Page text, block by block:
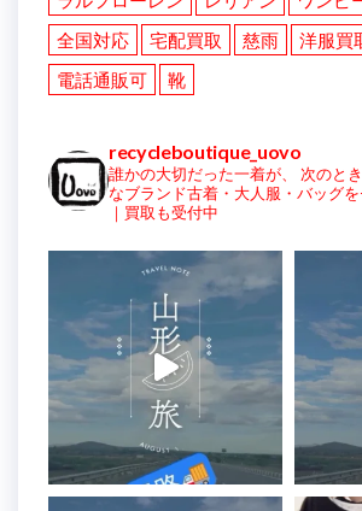
全国対応
宅配買取 慈雨 洋服買
電話通販可
靴
recycleboutique_uovo
誰かの大切だった一着が、 次のと
なブランド古着・大人服・バッグを
｜買取も受付中